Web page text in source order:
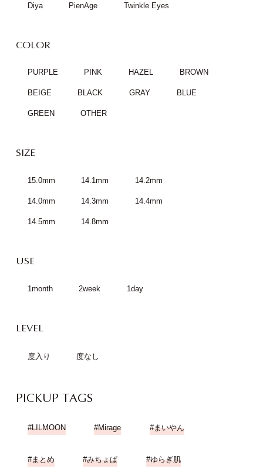
Diya PienAge Twinkle Eyes
COLOR
PURPLE PINK HAZEL BROWN
BEIGE BLACK GRAY BLUE
GREEN OTHER
SIZE
15.0mm 14.1mm 14.2mm
14.0mm 14.3mm 14.4mm
14.5mm 14.8mm
USE
1month 2week 1day
LEVEL
度入り 度なし
PICKUP TAGS
LILMOON Mirage まいやん
まとめ みちょぱ ゆらぎ肌